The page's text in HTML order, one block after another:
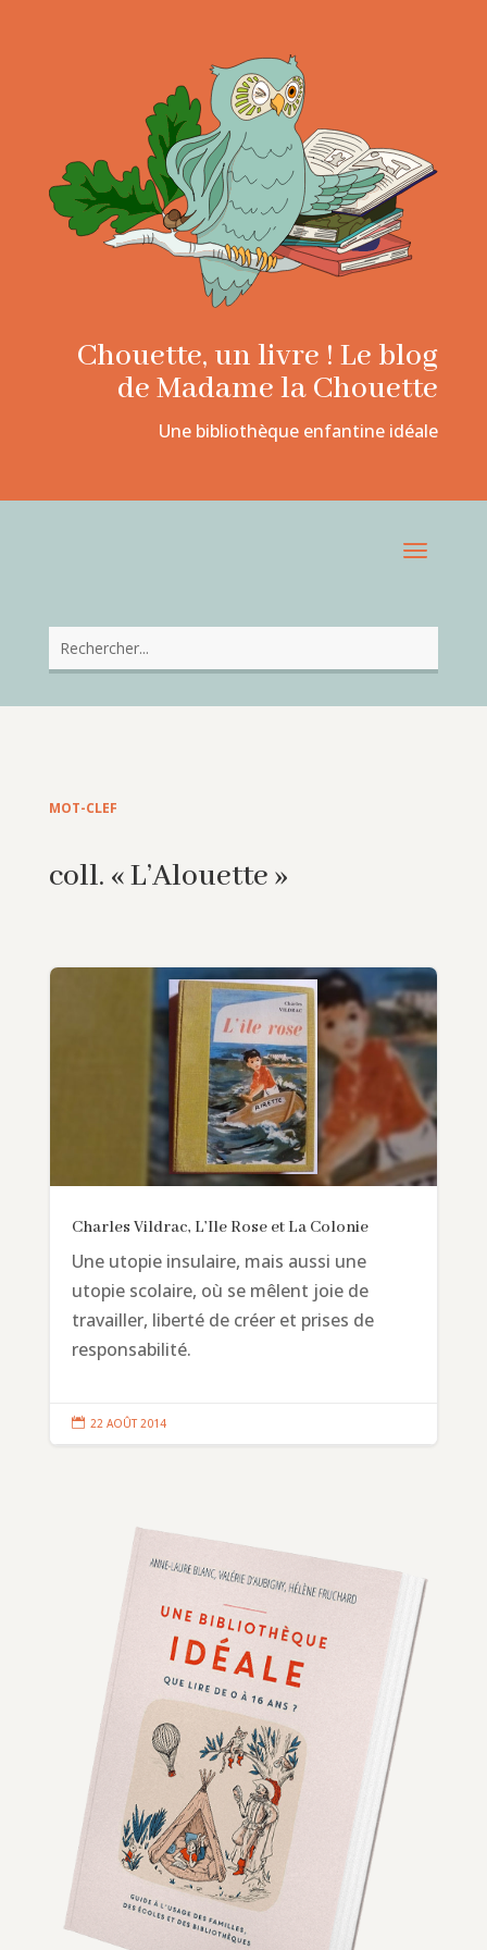
Chouette, un livre ! Le blog
de Madame la Chouette
Une bibliothèque enfantine idéale
MOT-CLEF
coll. « L’Alouette »
Charles Vildrac, L’Ile Rose et La Colonie
Une utopie insulaire, mais aussi une
utopie scolaire, où se mêlent joie de
travailler, liberté de créer et prises de
responsabilité.
 22 AOÛT 2014